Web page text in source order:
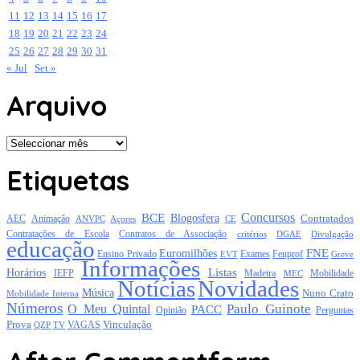
11 12 13 14 15 16 17
18 19 20 21 22 23 24
25 26 27 28 29 30 31
« Jul Set »
Arquivo
Arquivo
Etiquetas
AEC Animação ANVPC Açores BCE Blogosfera CE Concursos Contratados
Contratações de Escola Contratos de Associação critérios DGAE Divulgação
educação Ensino Privado Euromilhões EVT Exames Fenprof FNE Greve
Horários IEFP Informações Listas Madeira MEC Mobilidade
Mobilidade Interna Música NotíciasNovidades Nuno Crato
Números O Meu Quintal Opinião PACC Paulo Guinote Perguntas
Prova QZP TV VAGAS Vinculação